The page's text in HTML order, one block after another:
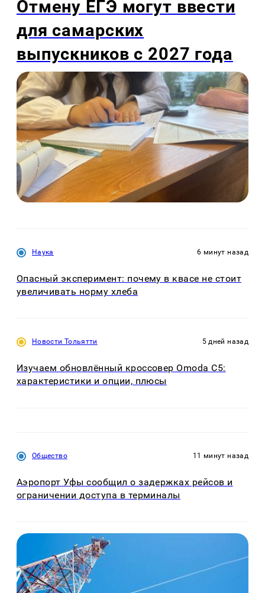
Отмену ЕГЭ могут ввести
для самарских
выпускников с 2027 года
Наука 6 минут назад
Опасный эксперимент: почему в квасе не стоит
увеличивать норму хлеба
Новости Тольятти 5 дней назад
Изучаем обновлённый кроссовер Omoda C5:
характеристики и опции, плюсы
Общество 11 минут назад
Аэропорт Уфы сообщил о задержках рейсов и
ограничении доступа в терминалы